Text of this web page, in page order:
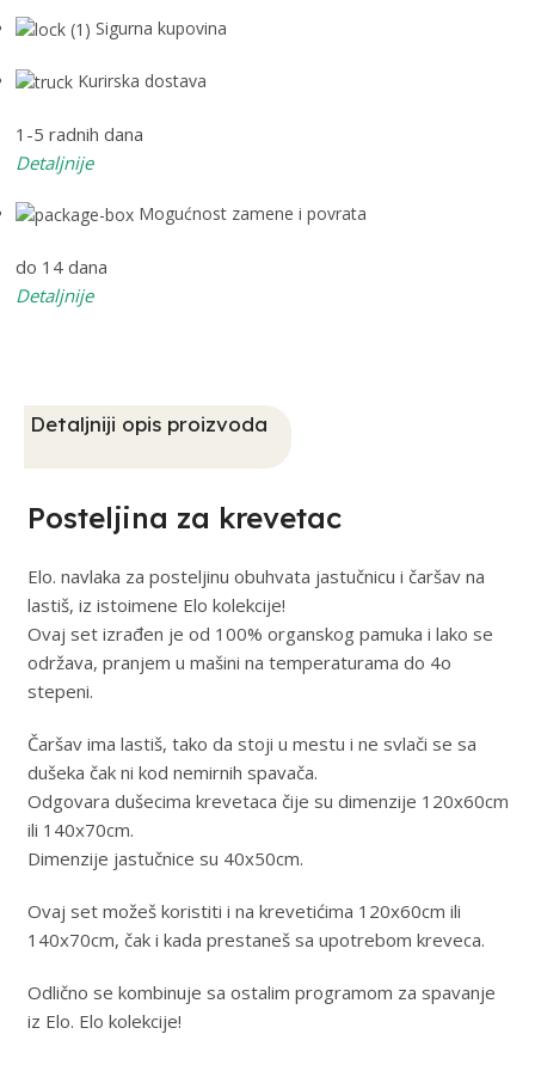
Sigurna kupovina
Kurirska dostava
1-5 radnih dana
Detaljnije
Mogućnost zamene i povrata
do 14 dana
Detaljnije
Detaljniji opis proizvoda
Posteljina za krevetac
Elo. navlaka za posteljinu obuhvata jastučnicu i čaršav na
lastiš, iz istoimene Elo kolekcije!
Ovaj set izrađen je od 100% organskog pamuka i lako se
održava, pranjem u mašini na temperaturama do 4o
stepeni.
Čaršav ima lastiš, tako da stoji u mestu i ne svlači se sa
dušeka čak ni kod nemirnih spavača.
Odgovara dušecima krevetaca čije su dimenzije 120x60cm
ili 140x70cm.
Dimenzije jastučnice su 40x50cm.
Ovaj set možeš koristiti i na krevetićima 120x60cm ili
140x70cm, čak i kada prestaneš sa upotrebom kreveca.
Odlično se kombinuje sa ostalim programom za spavanje
iz Elo. Elo kolekcije!